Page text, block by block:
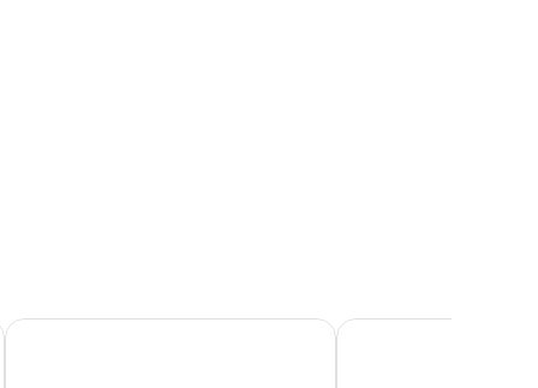
Cocoon Salzburg Hauptbahnhof Hotel IMLAUER & Bräu